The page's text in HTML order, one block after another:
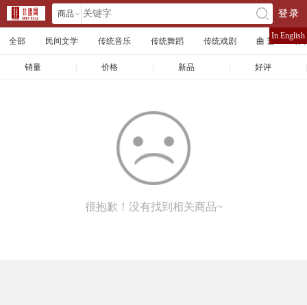
商品 󰄘 登录
全部 民间文学 传统音乐 传统舞蹈 传统戏剧 曲 艺 体
销量 价格 新品 好评
很抱歉！没有找到相关商品~
In English